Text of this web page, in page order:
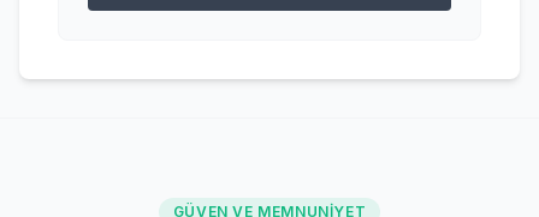
GÜVEN VE MEMNUNIYET